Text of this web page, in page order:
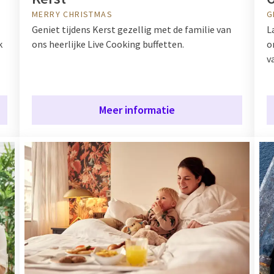
MERRY CHRISTMAS
Geniet tijdens Kerst gezellig met de familie van
ons heerlijke Live Cooking buffetten.
Meer informatie